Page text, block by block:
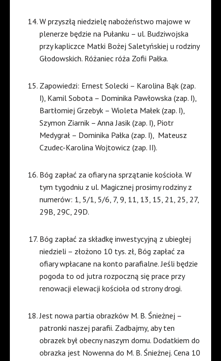
W przyszłą niedzielę nabożeństwo majowe w
plenerze będzie na Pułanku – ul. Budziwojska
przy kapliczce Matki Bożej Saletyńskiej u rodziny
Głodowskich. Różaniec róża Zofii Pałka.
Zapowiedzi: Ernest Solecki – Karolina Bąk (zap.
I), Kamil Sobota – Dominika Pawłowska (zap. I),
Bartłomiej Grzebyk – Wioleta Małek (zap. I),
Szymon Ziarnik – Anna Jasik (zap. I), Piotr
Medygrał – Dominika Pałka (zap. I), Mateusz
Czudec-Karolina Wojtowicz (zap. II).
Bóg zapłać za ofiary na sprzątanie kościoła. W
tym tygodniu z ul. Magicznej prosimy rodziny z
numerów: 1, 5/1, 5/6, 7, 9, 11, 13, 15, 21, 25, 27,
29B, 29C, 29D.
Bóg zapłać za składkę inwestycyjną z ubiegłej
niedzieli – złożono 10 tys. zł, Bóg zapłać za
ofiary wpłacane na konto parafialne. Jeśli będzie
pogoda to od jutra rozpoczną się prace przy
renowacji elewacji kościoła od strony drogi.
Jest nowa partia obrazków M. B. Śnieżnej –
patronki naszej parafii. Zadbajmy, aby ten
obrazek był obecny naszym domu. Dodatkiem do
obrazka jest Nowenna do M. B. Śnieżnej. Cena 10